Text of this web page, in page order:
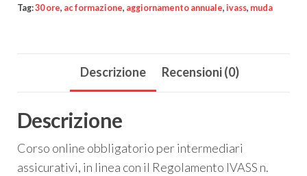
Tag:30 ore, ac formazione, aggiornamento annuale, ivass, muda
Descrizione Recensioni (0)
Descrizione
Corso online obbligatorio per intermediari
assicurativi, in linea con il Regolamento IVASS n.